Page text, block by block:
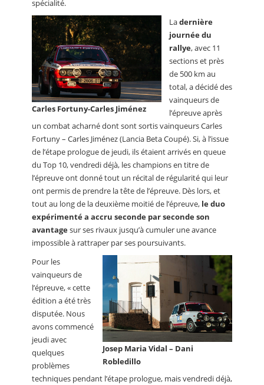
spécialité.
Carles Fortuny-Carles Jiménez
Ladernière
journée du
rallye, avec 11
sections et près
de 500 km au
total, a décidé des
vainqueurs de
l’épreuve après
un combat acharné dont sont sortis vainqueurs Carles
Fortuny – Carles Jiménez (Lancia Beta Coupé). Si, à l’issue
de l’étape prologue de jeudi, ils étaient arrivés en queue
du Top 10, vendredi déjà, les champions en titre de
l’épreuve ont donné tout un récital de régularité qui leur
ont permis de prendre la tête de l’épreuve. Dès lors, et
tout au long de la deuxième moitié de l’épreuve, le duo
expérimenté a accru seconde par seconde son
avantagesur ses rivaux jusqu’à cumuler une avance
impossible à rattraper par ses poursuivants.
Josep Maria Vidal – Dani
Robledillo
Pour les
vainqueurs de
l’épreuve, « cette
édition a été très
disputée. Nous
avons commencé
jeudi avec
quelques
problèmes
techniques pendant l’étape prologue, mais vendredi déjà,